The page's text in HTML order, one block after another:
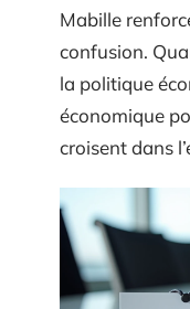
Mabille
confusion.
la politique
économique
croisent dans